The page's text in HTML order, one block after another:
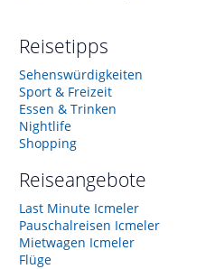
Reisetipps
Sehenswürdigkeiten
Sport & Freizeit
Essen & Trinken
Nightlife
Shopping
Reiseangebote
Last Minute Icmeler
Pauschalreisen Icmeler
Mietwagen Icmeler
Flüge